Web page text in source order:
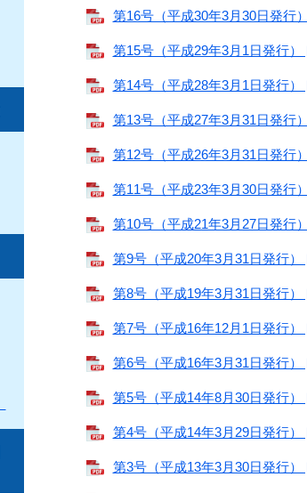
第16号（平成30年3月30日発行
第15号（平成29年3月1日発行
第14号（平成28年3月1日発行
第13号（平成27年3月31日発行
第12号（平成26年3月31日発行
第11号（平成23年3月30日発行
第10号（平成21年3月27日発行
第9号（平成20年3月31日発行
第8号（平成19年3月31日発行
第7号（平成16年12月1日発行
第6号（平成16年3月31日発行
第5号（平成14年8月30日発行
第4号（平成14年3月29日発行
第3号（平成13年3月30日発行